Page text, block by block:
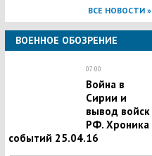
ВСЕ НОВОСТИ »
ВОЕННОЕ ОБОЗРЕНИЕ
07:00
Война в
Сирии и
вывод войск
РФ. Хроника
событий 25.04.16